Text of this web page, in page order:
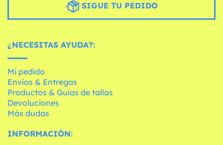
SIGUE TU PEDIDO
¿NECESITAS AYUDA?:
Mi pedido
Envíos & Entregas
Productos & Guías de tallas
Devoluciones
Más dudas
INFORMACIÓN: